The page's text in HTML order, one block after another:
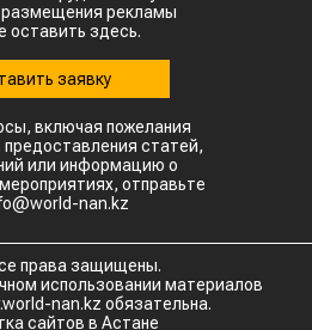
размещения рекламы
оставить здесь.
заявку
включая пожелания
статей,
или информацию о
отправьте
nan.kz
права защищены.
использовании материалов
nan.kz обязательна.
сайтов в Астане